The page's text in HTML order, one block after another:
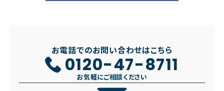
お電話でのお問い合わせはこちら
0120-47-8711
お気軽にご相談ください